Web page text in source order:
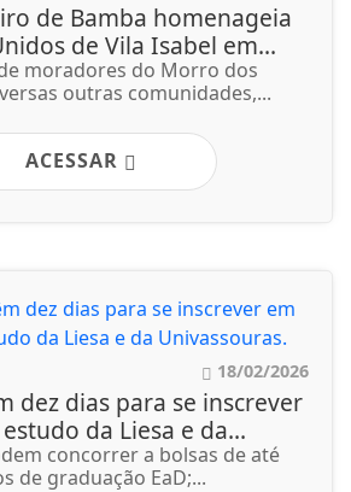
de Bamba homenageia
de Vila Isabel em...
moradores do Morro dos
outras comunidades,...
ACESSAR
18/02/2026
dez dias para se inscrever
da Liesa e da...
concorrer a bolsas de até
de graduação EaD;...